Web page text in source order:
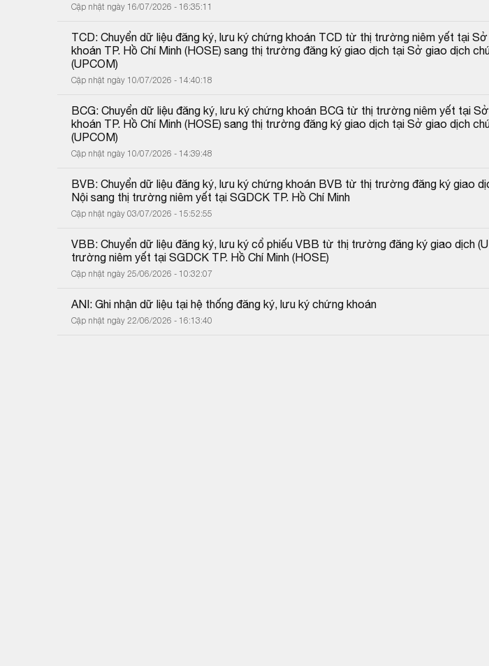
Cập nhật ngày 16/07/2026 - 16:35:11
TCD: Chuyển dữ liệu đăng ký, lưu ký chứng khoán TCD từ thị trường niêm yết tại
khoán TP. Hồ Chí Minh (HOSE) sang thị trường đăng ký giao dịch tại Sở giao dịch
(UPCOM)
Cập nhật ngày 10/07/2026 - 14:40:18
BCG: Chuyển dữ liệu đăng ký, lưu ký chứng khoán BCG từ thị trường niêm yết tại
khoán TP. Hồ Chí Minh (HOSE) sang thị trường đăng ký giao dịch tại Sở giao dịch
(UPCOM)
Cập nhật ngày 10/07/2026 - 14:39:48
BVB: Chuyển dữ liệu đăng ký, lưu ký chứng khoán BVB từ thị trường đăng ký giao
Nội sang thị trường niêm yết tại SGDCK TP. Hồ Chí Minh
Cập nhật ngày 03/07/2026 - 15:52:55
VBB: Chuyển dữ liệu đăng ký, lưu ký cổ phiếu VBB từ thị trường đăng ký giao dịch
trường niêm yết tại SGDCK TP. Hồ Chí Minh (HOSE)
Cập nhật ngày 25/06/2026 - 10:32:07
ANI: Ghi nhận dữ liệu tại hệ thống đăng ký, lưu ký chứng khoán
Cập nhật ngày 22/06/2026 - 16:13:40